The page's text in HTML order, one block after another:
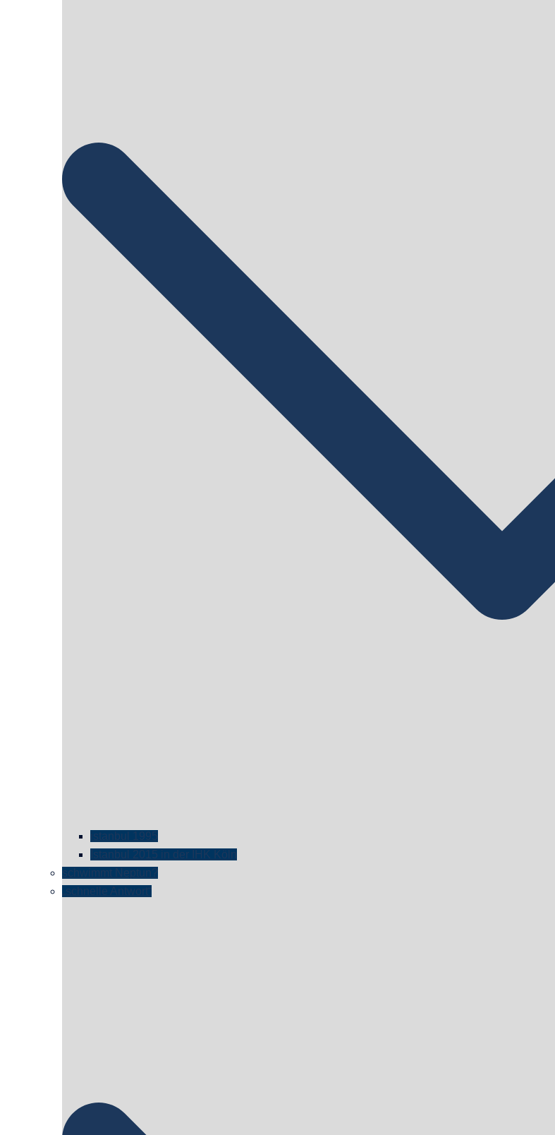
istanbul 1995
Istanbul 2015 in der IHK Köln
schwimmt Neptun?
„schnelle Antwort“